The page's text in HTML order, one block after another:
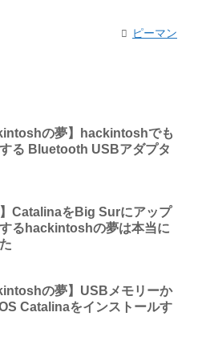
ピーマン
の夢】hackintoshでも
る Bluetooth USBアダプタ
】CatalinaをBig Surにアップ
るhackintoshの夢は本当に
の夢】USBメモリーか
Catalinaをインストールす